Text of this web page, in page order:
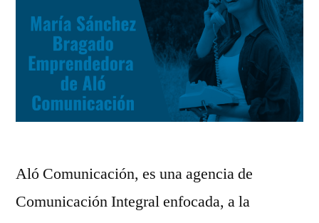
Aló Comunicación, es una agencia de
Comunicación Integral enfocada, a la